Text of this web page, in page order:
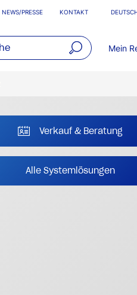
NEWS/PRESSE KONTAKT
Mein
Verkauf & Beratung
Alle Systemlösungen